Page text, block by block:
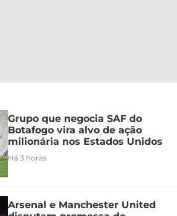
Grupo que negocia SAF do
Botafogo vira alvo de ação
milionária nos Estados Unidos
Há 3 horas
Arsenal e Manchester United